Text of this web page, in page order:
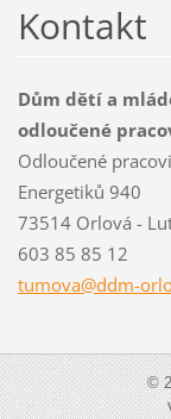
Kontakt
Dům dětí a
odloučené
Odloučené
Energetiků 940
73514 Orlová -
603 85 85 12
tumova@ddm-
©